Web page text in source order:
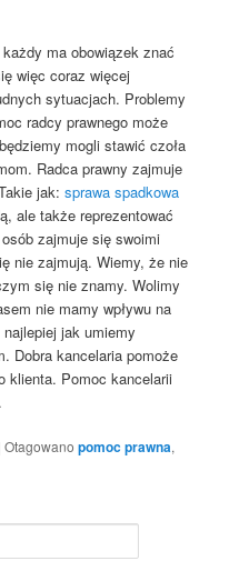
ma obowiązek znać
więc coraz więcej
sytuacjach. Problemy
radcy prawnego może
mogli stawić czoła
Radca prawny zajmuje
jak:sprawa spadkowa
ale także reprezentować
zajmuje się swoimi
nie zajmują. Wiemy, że nie
się nie znamy. Wolimy
nie mamy wpływu na
jak umiemy
Dobra kancelaria pomoże
klienta. Pomoc kancelarii
|Otagowano pomoc prawna,